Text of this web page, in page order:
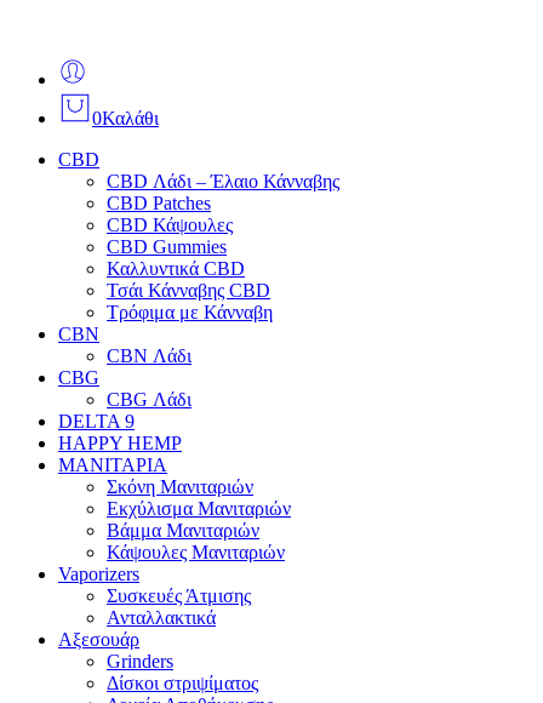
0Καλάθι
CBD
CBD Λάδι – Έλαιο Κάνναβης
CBD Patches
CBD Κάψουλες
CBD Gummies
Καλλυντικά CBD
Τσάι Κάνναβης CBD
Τρόφιμα με Κάνναβη
CBN
CBN Λάδι
CBG
CBG Λάδι
DELTA 9
HAPPY HEMP
ΜΑΝΙΤΑΡΙΑ
Σκόνη Μανιταριών
Εκχύλισμα Μανιταριών
Βάμμα Μανιταριών
Κάψουλες Μανιταριών
Vaporizers
Συσκευές Άτμισης
Ανταλλακτικά
Αξεσουάρ
Grinders
Δίσκοι στριψίματος